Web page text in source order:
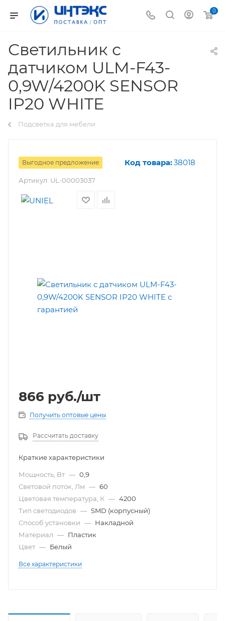
0
Светильник с
датчиком ULM-F43-
0,9W/4200K SENSOR
IP20 WHITE
Подсветка для мебели
Выгодное предложение Код товара:38018
Артикул: UL-00003037
866 руб./шт
Получить оптовые цены
Рассчитать доставку
Краткие характеристики
Мощность, Вт — 0,9
Световой поток, Лм — 60
Цветовая температура, К — 4200
Тип светодиодов — SMD (корпусный)
Способ установки — Накладной
Материал — Пластик
Цвет — Белый
Все характеристики